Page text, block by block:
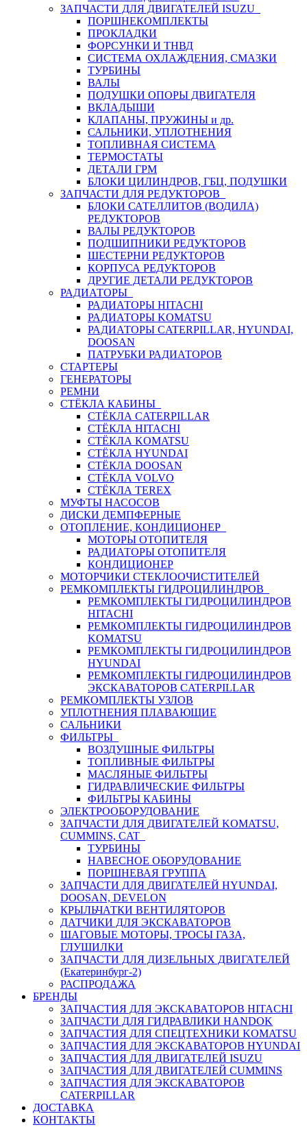
ЗАПЧАСТИ ДЛЯ ДВИГАТЕЛЕЙ ISUZU
ПОРШНЕКОМПЛЕКТЫ
ПРОКЛАДКИ
ФОРСУНКИ И ТНВД
СИСТЕМА ОХЛАЖДЕНИЯ, СМАЗКИ
ТУРБИНЫ
ВАЛЫ
ПОДУШКИ ОПОРЫ ДВИГАТЕЛЯ
ВКЛАДЫШИ
КЛАПАНЫ, ПРУЖИНЫ и др.
САЛЬНИКИ, УПЛОТНЕНИЯ
ТОПЛИВНАЯ СИСТЕМА
ТЕРМОСТАТЫ
ДЕТАЛИ ГРМ
БЛОКИ ЦИЛИНДРОВ, ГБЦ, ПОДУШКИ
ЗАПЧАСТИ ДЛЯ РЕДУКТОРОВ
БЛОКИ САТЕЛЛИТОВ (ВОДИЛА)
РЕДУКТОРОВ
ВАЛЫ РЕДУКТОРОВ
ПОДШИПНИКИ РЕДУКТОРОВ
ШЕСТЕРНИ РЕДУКТОРОВ
КОРПУСА РЕДУКТОРОВ
ДРУГИЕ ДЕТАЛИ РЕДУКТОРОВ
РАДИАТОРЫ
РАДИАТОРЫ HITACHI
РАДИАТОРЫ KOMATSU
РАДИАТОРЫ CATERPILLAR, HYUNDAI,
DOOSAN
ПАТРУБКИ РАДИАТОРОВ
СТАРТЕРЫ
ГЕНЕРАТОРЫ
РЕМНИ
СТЁКЛА КАБИНЫ
СТЁКЛА CATERPILLAR
СТЁКЛА HITACHI
СТЁКЛА KOMATSU
СТЁКЛА HYUNDAI
СТЁКЛА DOOSAN
СТЁКЛА VOLVO
СТЁКЛА TEREX
МУФТЫ НАСОСОВ
ДИСКИ ДЕМПФЕРНЫЕ
ОТОПЛЕНИЕ, КОНДИЦИОНЕР
МОТОРЫ ОТОПИТЕЛЯ
РАДИАТОРЫ ОТОПИТЕЛЯ
КОНДИЦИОНЕР
МОТОРЧИКИ СТЕКЛООЧИСТИТЕЛЕЙ
РЕМКОМПЛЕКТЫ ГИДРОЦИЛИНДРОВ
РЕМКОМПЛЕКТЫ ГИДРОЦИЛИНДРОВ
HITACHI
РЕМКОМПЛЕКТЫ ГИДРОЦИЛИНДРОВ
KOMATSU
РЕМКОМПЛЕКТЫ ГИДРОЦИЛИНДРОВ
HYUNDAI
РЕМКОМПЛЕКТЫ ГИДРОЦИЛИНДРОВ
ЭКСКАВАТОРОВ CATERPILLAR
РЕМКОМПЛЕКТЫ УЗЛОВ
УПЛОТНЕНИЯ ПЛАВАЮЩИЕ
САЛЬНИКИ
ФИЛЬТРЫ
ВОЗДУШНЫЕ ФИЛЬТРЫ
ТОПЛИВНЫЕ ФИЛЬТРЫ
МАСЛЯНЫЕ ФИЛЬТРЫ
ГИДРАВЛИЧЕСКИЕ ФИЛЬТРЫ
ФИЛЬТРЫ КАБИНЫ
ЭЛЕКТРООБОРУДОВАНИЕ
ЗАПЧАСТИ ДЛЯ ДВИГАТЕЛЕЙ KOMATSU,
CUMMINS, CAT
ТУРБИНЫ
НАВЕСНОЕ ОБОРУДОВАНИЕ
ПОРШНЕВАЯ ГРУППА
ЗАПЧАСТИ ДЛЯ ДВИГАТЕЛЕЙ HYUNDAI,
DOOSAN, DEVELON
КРЫЛЬЧАТКИ ВЕНТИЛЯТОРОВ
ДАТЧИКИ ДЛЯ ЭКСКАВАТОРОВ
ШАГОВЫЕ МОТОРЫ, ТРОСЫ ГАЗА,
ГЛУШИЛКИ
ЗАПЧАСТИ ДЛЯ ДИЗЕЛЬНЫХ ДВИГАТЕЛЕЙ
(Екатеринбург-2)
РАСПРОДАЖА
БРЕНДЫ
ЗАПЧАСТИЯ ДЛЯ ЭКСКАВАТОРОВ HITACHI
ЗАПЧАСТИ ДЛЯ ГИДРАВЛИКИ HANDOK
ЗАПЧАСТИЯ ДЛЯ СПЕЦТЕХНИКИ KOMATSU
ЗАПЧАСТИЯ ДЛЯ ЭКСКАВАТОРОВ HYUNDAI
ЗАПЧАСТИЯ ДЛЯ ДВИГАТЕЛЕЙ ISUZU
ЗАПЧАСТИЯ ДЛЯ ДВИГАТЕЛЕЙ CUMMINS
ЗАПЧАСТИЯ ДЛЯ ЭКСКАВАТОРОВ
CATERPILLAR
ДОСТАВКА
КОНТАКТЫ